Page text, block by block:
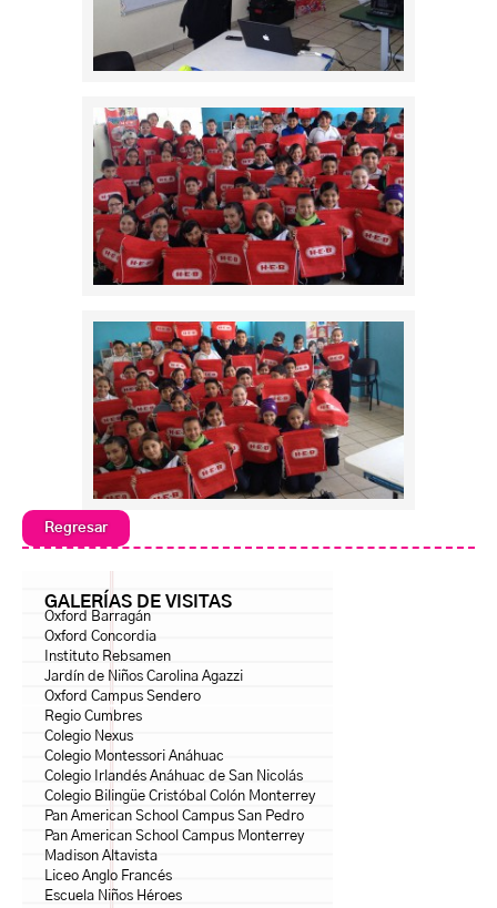
Regresar
GALERÍAS DE VISITAS
Oxford Barragán
Oxford Concordia
Instituto Rebsamen
Jardín de Niños Carolina Agazzi
Oxford Campus Sendero
Regio Cumbres
Colegio Nexus
Colegio Montessori Anáhuac
Colegio Irlandés Anáhuac de San Nicolás
Colegio Bilingüe Cristóbal Colón Monterrey
Pan American School Campus San Pedro
Pan American School Campus Monterrey
Madison Altavista
Liceo Anglo Francés
Escuela Niños Héroes